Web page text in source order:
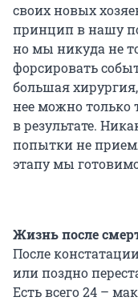
своих новых
принцип в нашу
но мы никуда не
форсировать
большая
нее можно только
в результате.
попытки не
этапу мы
Жизнь после
После
или поздно
Есть всего 24 –